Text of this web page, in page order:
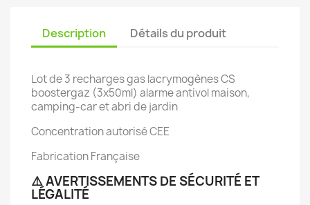
Description Détails du produit
Lot de 3 recharges gas lacrymogènes CS
boostergaz (3x50ml) alarme antivol maison,
camping-car et abri de jardin
Concentration autorisé CEE
Fabrication Française
⚠️ AVERTISSEMENTS DE SÉCURITÉ ET
LÉGALITÉ